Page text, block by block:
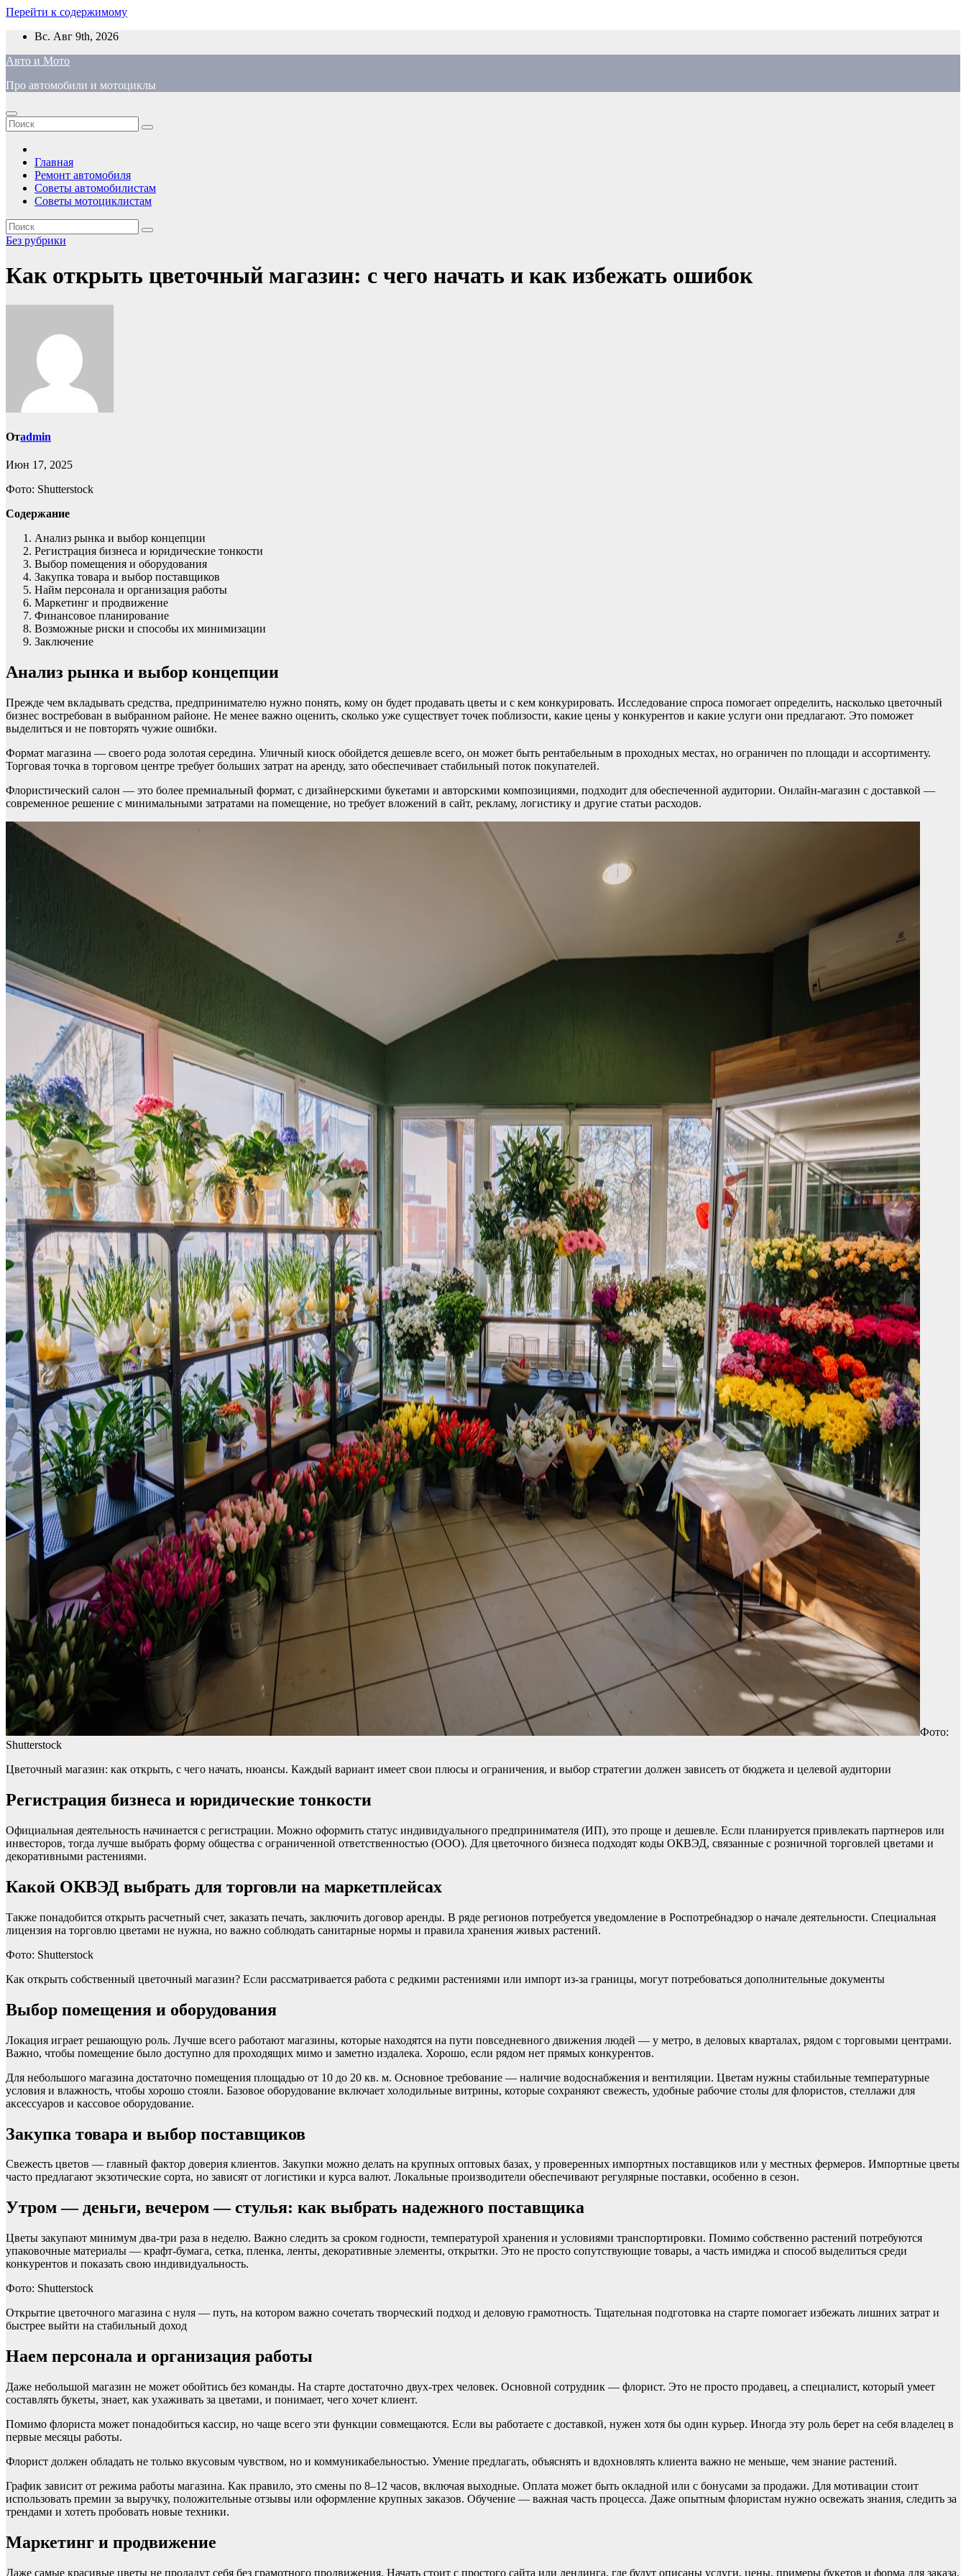
Перейти к содержимому
Вс. Авг 9th, 2026
Авто и Мото
Про автомобили и мотоциклы
Главная
Ремонт автомобиля
Советы автомобилистам
Советы мотоциклистам
Без рубрики
Как открыть цветочный магазин: с чего начать и как избежать ошибок
Отadmin
Июн 17, 2025
Фото: Shutterstock
Содержание
Анализ рынка и выбор концепции
Регистрация бизнеса и юридические тонкости
Выбор помещения и оборудования
Закупка товара и выбор поставщиков
Найм персонала и организация работы
Маркетинг и продвижение
Финансовое планирование
Возможные риски и способы их минимизации
Заключение
Анализ рынка и выбор концепции
Прежде чем вкладывать средства, предпринимателю нужно понять, кому он будет продавать цветы и с кем конкурировать. Исследование спроса помогает определить, насколько цветочный
бизнес востребован в выбранном районе. Не менее важно оценить, сколько уже существует точек поблизости, какие цены у конкурентов и какие услуги они предлагают. Это поможет
выделиться и не повторять чужие ошибки.
Формат магазина — своего рода золотая середина. Уличный киоск обойдется дешевле всего, он может быть рентабельным в проходных местах, но ограничен по площади и ассортименту.
Торговая точка в торговом центре требует больших затрат на аренду, зато обеспечивает стабильный поток покупателей.
Флористический салон — это более премиальный формат, с дизайнерскими букетами и авторскими композициями, подходит для обеспеченной аудитории. Онлайн-магазин с доставкой —
современное решение с минимальными затратами на помещение, но требует вложений в сайт, рекламу, логистику и другие статьи расходов.
Фото:
Shutterstock
Цветочный магазин: как открыть, с чего начать, нюансы. Каждый вариант имеет свои плюсы и ограничения, и выбор стратегии должен зависеть от бюджета и целевой аудитории
Регистрация бизнеса и юридические тонкости
Официальная деятельность начинается с регистрации. Можно оформить статус индивидуального предпринимателя (ИП), это проще и дешевле. Если планируется привлекать партнеров или
инвесторов, тогда лучше выбрать форму общества с ограниченной ответственностью (ООО). Для цветочного бизнеса подходят коды ОКВЭД, связанные с розничной торговлей цветами и
декоративными растениями.
Какой ОКВЭД выбрать для торговли на маркетплейсах
Также понадобится открыть расчетный счет, заказать печать, заключить договор аренды. В ряде регионов потребуется уведомление в Роспотребнадзор о начале деятельности. Специальная
лицензия на торговлю цветами не нужна, но важно соблюдать санитарные нормы и правила хранения живых растений.
Фото: Shutterstock
Как открыть собственный цветочный магазин? Если рассматривается работа с редкими растениями или импорт из-за границы, могут потребоваться дополнительные документы
Выбор помещения и оборудования
Локация играет решающую роль. Лучше всего работают магазины, которые находятся на пути повседневного движения людей — у метро, в деловых кварталах, рядом с торговыми центрами.
Важно, чтобы помещение было доступно для проходящих мимо и заметно издалека. Хорошо, если рядом нет прямых конкурентов.
Для небольшого магазина достаточно помещения площадью от 10 до 20 кв. м. Основное требование — наличие водоснабжения и вентиляции. Цветам нужны стабильные температурные
условия и влажность, чтобы хорошо стояли. Базовое оборудование включает холодильные витрины, которые сохраняют свежесть, удобные рабочие столы для флористов, стеллажи для
аксессуаров и кассовое оборудование.
Закупка товара и выбор поставщиков
Свежесть цветов — главный фактор доверия клиентов. Закупки можно делать на крупных оптовых базах, у проверенных импортных поставщиков или у местных фермеров. Импортные цветы
часто предлагают экзотические сорта, но зависят от логистики и курса валют. Локальные производители обеспечивают регулярные поставки, особенно в сезон.
Утром — деньги, вечером — стулья: как выбрать надежного поставщика
Цветы закупают минимум два-три раза в неделю. Важно следить за сроком годности, температурой хранения и условиями транспортировки. Помимо собственно растений потребуются
упаковочные материалы — крафт-бумага, сетка, пленка, ленты, декоративные элементы, открытки. Это не просто сопутствующие товары, а часть имиджа и способ выделиться среди
конкурентов и показать свою индивидуальность.
Фото: Shutterstock
Открытие цветочного магазина с нуля — путь, на котором важно сочетать творческий подход и деловую грамотность. Тщательная подготовка на старте помогает избежать лишних затрат и
быстрее выйти на стабильный доход
Наем персонала и организация работы
Даже небольшой магазин не может обойтись без команды. На старте достаточно двух-трех человек. Основной сотрудник — флорист. Это не просто продавец, а специалист, который умеет
составлять букеты, знает, как ухаживать за цветами, и понимает, чего хочет клиент.
Помимо флориста может понадобиться кассир, но чаще всего эти функции совмещаются. Если вы работаете с доставкой, нужен хотя бы один курьер. Иногда эту роль берет на себя владелец в
первые месяцы работы.
Флорист должен обладать не только вкусовым чувством, но и коммуникабельностью. Умение предлагать, объяснять и вдохновлять клиента важно не меньше, чем знание растений.
График зависит от режима работы магазина. Как правило, это смены по 8–12 часов, включая выходные. Оплата может быть окладной или с бонусами за продажи. Для мотивации стоит
использовать премии за выручку, положительные отзывы или оформление крупных заказов. Обучение — важная часть процесса. Даже опытным флористам нужно освежать знания, следить за
трендами и хотеть пробовать новые техники.
Маркетинг и продвижение
Даже самые красивые цветы не продадут себя без грамотного продвижения. Начать стоит с простого сайта или лендинга, где будут описаны услуги, цены, примеры букетов и форма для заказа.